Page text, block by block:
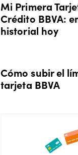
Mi Primera
Crédito BBVA:
historial hoy
Cómo subir el
tarjeta BBVA